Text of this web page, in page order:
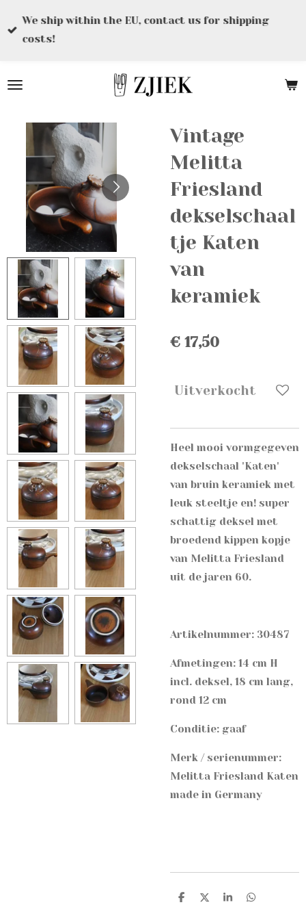
direct
hoofdinhoud
We ship within the EU, contact us for shipping
costs!
Vintage
Melitta
Friesland
dekselschaal
tje Katen
van
keramiek
€ 17,50
Uitverkocht
Heel mooi vormgegeven
dekselschaal 'Katen'
van bruin keramiek met
leuk steeltje en! super
schattig deksel met
broedend kippen kopje
van Melitta Friesland
uit de jaren 60.
Artikelnummer: 30487
Afmetingen: 14 cm H
incl. deksel, 18 cm lang,
rond 12 cm
Conditie: gaaf
Merk / serienummer:
Melitta Friesland Katen
made in Germany
D
D
S
D